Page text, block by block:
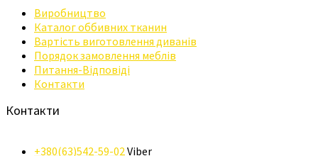
Виробництво
Каталог оббивних тканин
Вартість виготовлення диванів
Порядок замовлення меблів
Питання-Відповіді
Контакти
Контакти
+380(63)542-59-02Viber